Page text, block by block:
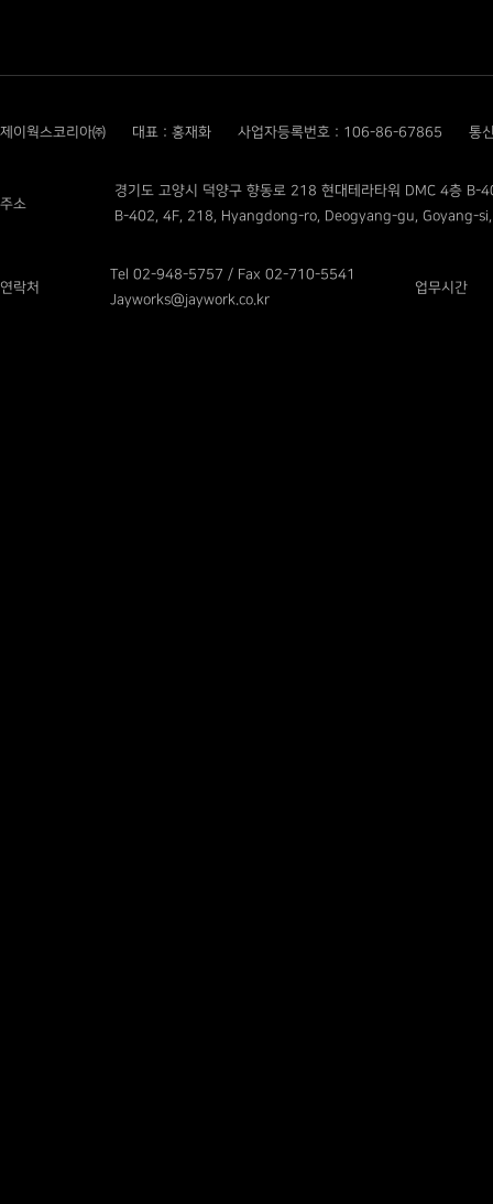
제이웍스코리아㈜ 대표 : 홍재화 사업자등록번호 : 106-86-67865 통
주소
경기도 고양시 덕양구 향동로 218 현대테라타워 DMC 4층 B-
B-402, 4F, 218, Hyangdong-ro, Deogyang-gu, Goyang-
연락처
Tel 02-948-5757 / Fax 02-710-5541
Jayworks@jaywork.co.kr
업무시간